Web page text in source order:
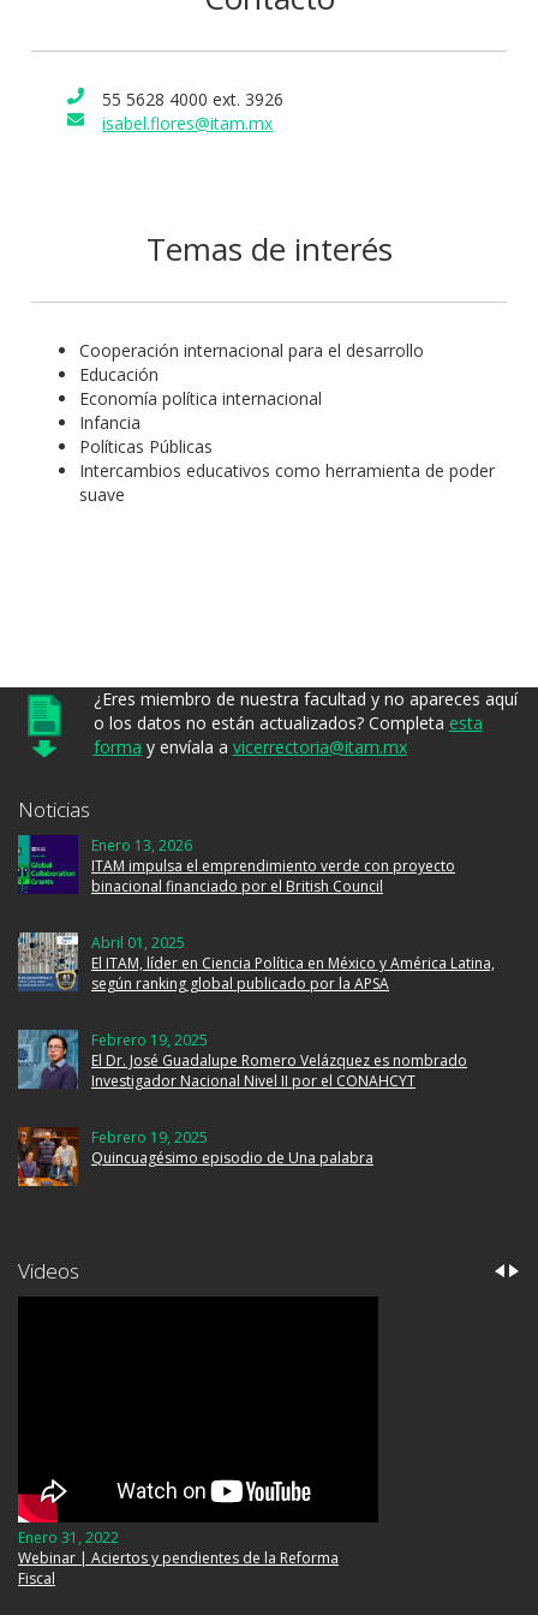
Estados Unidos a través del Programa Fulbright-García
55 5628 4000 ext. 3926
isabel.flores@itam.mx
Temas de interés
Cooperación internacional para el desarrollo
Educación
Economía política internacional
Infancia
Políticas Públicas
Intercambios educativos como herramienta de poder
suave
¿Eres miembro de nuestra facultad y no apareces aquí
o los datos no están actualizados? Completa esta
forma y envíala a vicerrectoria@itam.mx
Noticias
Enero 13, 2026
ITAM impulsa el emprendimiento verde con proyecto
binacional financiado por el British Council
Abril 01, 2025
El ITAM, líder en Ciencia Política en México y América Latina,
según ranking global publicado por la APSA
Febrero 19, 2025
El Dr. José Guadalupe Romero Velázquez es nombrado
Investigador Nacional Nivel II por el CONAHCYT
Febrero 19, 2025
Quincuagésimo episodio de Una palabra
Videos
Enero 31, 2022
Webinar | Aciertos y pendientes de la Reforma
Fiscal